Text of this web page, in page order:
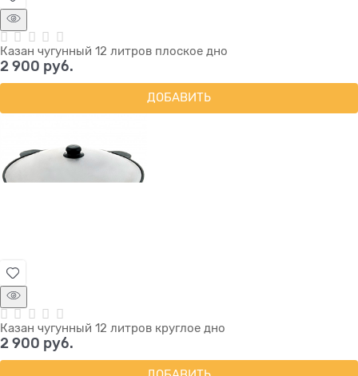
Казан чугунный 12 литров плоское дно
2 900 руб.
ДОБАВИТЬ
Казан чугунный 12 литров круглое дно
2 900 руб.